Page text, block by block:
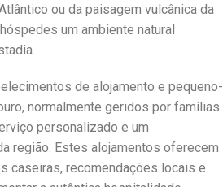
ou da paisagem vulcânica da
um ambiente natural
de alojamento e pequeno-
normalmente geridos por famílias
personalizado e um
região. Estes alojamentos oferecem
caseiras, recomendações locais e